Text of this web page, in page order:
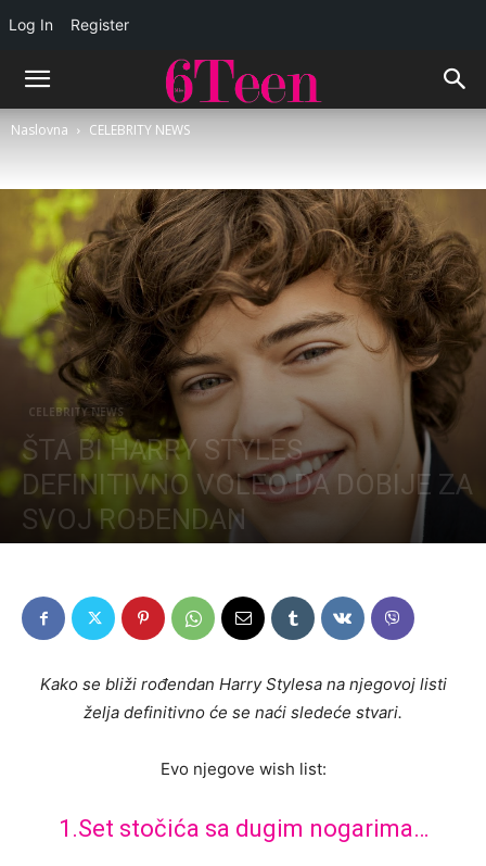
Naslovna CELEBRITY NEWS
CELEBRITY NEWS
ŠTA BI HARRY STYLES
DEFINITIVNO VOLEO DA DOBIJE ZA
SVOJ ROĐENDAN
Kako se bliži rođendan Harry Stylesa na njegovoj listi
želja definitivno će se naći sledeće stvari.
Evo njegove wish list:
1.Set stočića sa dugim nogarima…
Log In Register